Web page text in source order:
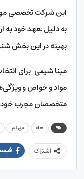
این شرکت تخصصی
به دلیل تعهد خود به
بهینه در این بخش
مبنا شیمی برای
مواد و خواص و
متخصصان مجرب خود
dm دی ام
اشتراک